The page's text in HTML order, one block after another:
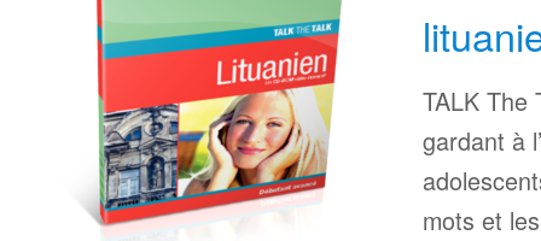
TALK The
gardant à
mots et